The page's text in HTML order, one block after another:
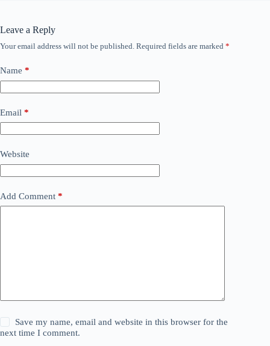
Leave a Reply
Your email address will not be published. Required fields are marked *
Name *
Email *
Website
Add Comment *
Save my name, email and website in this browser for the
next time I comment.